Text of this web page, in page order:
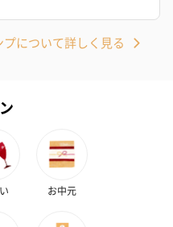
プについて詳しく見る
お中元